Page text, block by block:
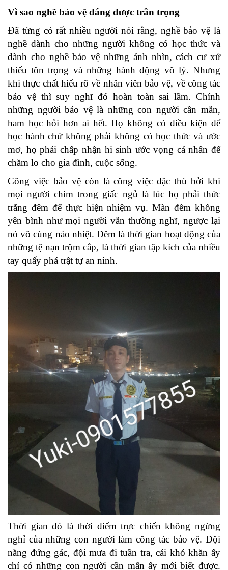
Vì sao nghề bảo vệ đáng được trân trọng
Đã từng có rất nhiều người nói rằng, nghề bảo vệ là
nghề dành cho những người không có học thức và
dành cho nghề bảo vệ những ánh nhìn, cách cư xử
thiếu tôn trọng và những hành động vô lý. Nhưng
khi thực chất hiểu rõ về nhân viên bảo vệ, về công tác
bảo vệ thì suy nghĩ đó hoàn toàn sai lầm. Chính
những người bảo vệ là những con người cần mẫn,
ham học hỏi hơn ai hết. Họ không có điều kiện để
học hành chứ không phải không có học thức và ước
mơ, họ phải chấp nhận hi sinh ước vọng cá nhân để
chăm lo cho gia đình, cuộc sống.
Công việc bảo vệ còn là công việc đặc thù bởi khi
mọi người chìm trong giấc ngủ là lúc họ phải thức
trắng đêm để thực hiện nhiệm vụ. Màn đêm không
yên bình như mọi người vẫn thường nghĩ, ngược lại
nó vô cùng náo nhiệt. Đêm là thời gian hoạt động của
những tệ nạn trộm cắp, là thời gian tập kích của nhiều
tay quấy phá trật tự an ninh.
Thời gian đó là thời điểm trực chiến không ngừng
nghỉ của những con người làm công tác bảo vệ. Đội
nắng đứng gác, đội mưa đi tuần tra, cái khó khăn ấy
chỉ có những con người cần mẫn ấy mới biết được.